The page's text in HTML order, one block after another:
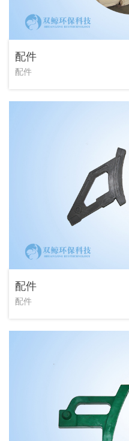
配件
配件
配件
配件